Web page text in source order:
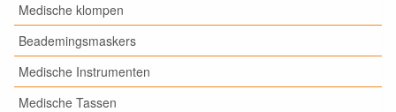
Medische klompen
Beademingsmaskers
Medische Instrumenten
Medische Tassen